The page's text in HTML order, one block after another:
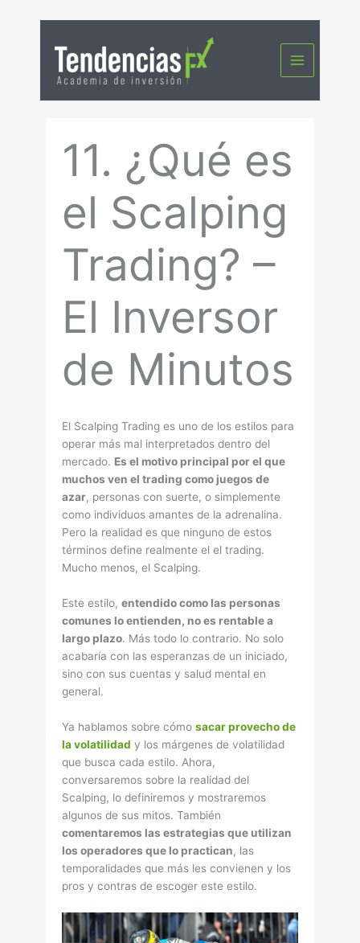
contenido
11. ¿Qué es
el Scalping
Trading? –
El Inversor
de Minutos
El Scalping Trading es uno de los estilos para
operar más mal interpretados dentro del
mercado. Es el motivo principal por el que
muchos ven el trading como juegos de
azar, personas con suerte, o simplemente
como individuos amantes de la adrenalina.
Pero la realidad es que ninguno de estos
términos define realmente el el trading.
Mucho menos, el Scalping.
Este estilo,entendido como las personas
comunes lo entienden, no es rentable a
largo plazo. Más todo lo contrario. No solo
acabarí­a con las esperanzas de un iniciado,
sino con sus cuentas y salud mental en
general.
Ya hablamos sobre cómosacar provecho de
la volatilidad y los márgenes de volatilidad
que busca cada estilo. Ahora,
conversaremos sobre la realidad del
Scalping, lo definiremos y mostraremos
algunos de sus mitos. También
comentaremos las estrategias que utilizan
los operadores que lo practican, las
temporalidades que más les convienen y los
pros y contras de escoger este estilo.